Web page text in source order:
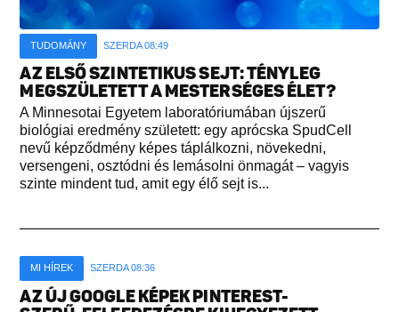
TUDOMÁNY SZERDA 08:49
AZ ELSŐ SZINTETIKUS SEJT: TÉNYLEG
MEGSZÜLETETT A MESTERSÉGES ÉLET?
A Minnesotai Egyetem laboratóriumában újszerű
biológiai eredmény született: egy aprócska SpudCell
nevű képződmény képes táplálkozni, növekedni,
versengeni, osztódni és lemásolni önmagát – vagyis
szinte mindent tud, amit egy élő sejt is...
MI HÍREK SZERDA 08:36
AZ ÚJ GOOGLE KÉPEK PINTEREST-